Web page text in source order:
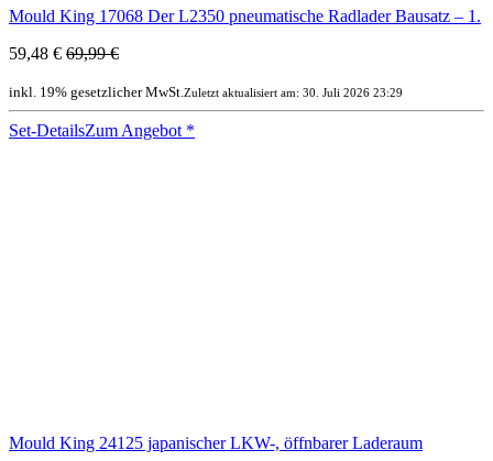
Mould King 17068 Der L2350 pneumatische Radlader Bausatz – 1.
59,48 € 69,99 €
inkl. 19% gesetzlicher MwSt. Zuletzt aktualisiert am: 30. Juli 2026 23:29
Set-DetailsZum Angebot *
Mould King 24125 japanischer LKW-, öffnbarer Laderaum